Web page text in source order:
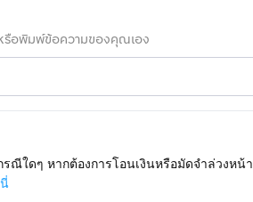
รือพิมพ์ข้อความของคุณเอง
ณีใดๆ หากต้องการโอนเงินหรือมัดจำล่วงหน้า